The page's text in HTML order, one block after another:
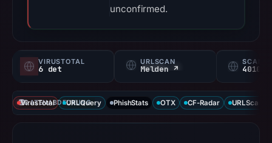
unconfirmed.
VIRUSTOTAL
6 det
URLSCAN
Melden ↗ 40100/
DATENABDECKUNG
VirusTotal URLQuery PhishStats OTX CF-Radar URLScan